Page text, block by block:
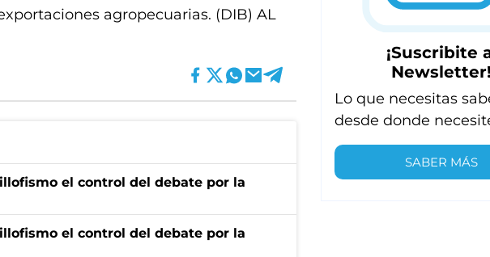
agropecuarias. (DIB) AL
el control del debate por la
el control del debate por la
¡Suscribite
Newsletter!
Lo que necesitas
desde donde
SABER MÁS